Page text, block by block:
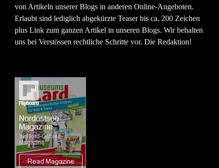
von Artikeln unserer Blogs in anderen Online-Angeboten.
Erlaubt sind lediglich abgekürzte Teaser bis ca. 200 Zeichen
plus Link zum ganzen Artikel in unseren Blogs. Wir behalten
uns bei Verstössen rechtliche Schritte vor. Die Redaktion!